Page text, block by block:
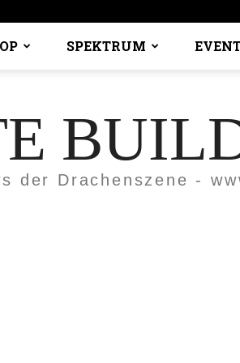
SPEKTRUM
der Drachenszene -